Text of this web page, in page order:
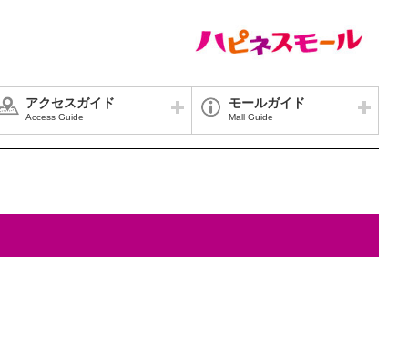
アクセスガイド
Access Guide
モールガイド
Mall Guide